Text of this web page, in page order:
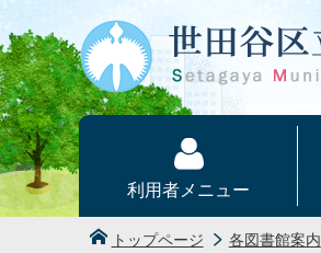
本文へ
利用者メニュー
トップページ 各図書館案内